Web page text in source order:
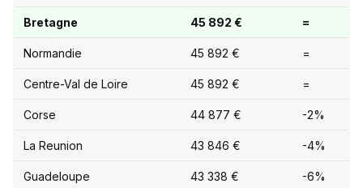
Bretagne 45 892 € =
Normandie 45 892 € =
Centre-Val de Loire 45 892 € =
Corse 44 877 € -2%
La Reunion 43 846 € -4%
Guadeloupe 43 338 € -6%